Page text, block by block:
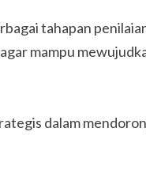
tahapan
mampu
dalam